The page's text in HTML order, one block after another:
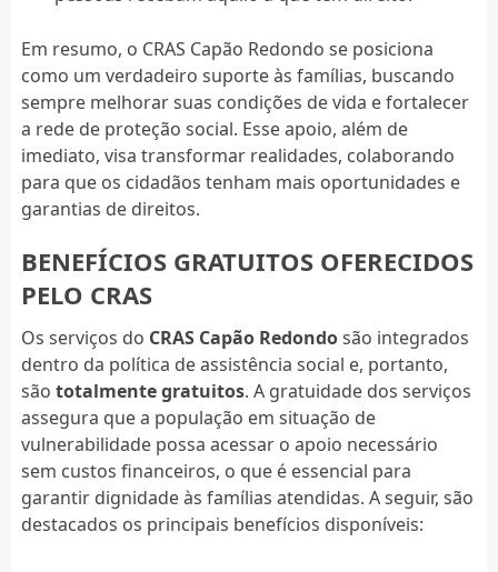
Em resumo, o CRAS Capão Redondo se posiciona
como um verdadeiro suporte às famílias, buscando
sempre melhorar suas condições de vida e fortalecer
a rede de proteção social. Esse apoio, além de
imediato, visa transformar realidades, colaborando
para que os cidadãos tenham mais oportunidades e
garantias de direitos.
BENEFÍCIOS GRATUITOS OFERECIDOS
PELO CRAS
Os serviços do CRAS Capão Redondosão integrados
dentro da política de assistência social e, portanto,
são totalmente gratuitos. A gratuidade dos serviços
assegura que a população em situação de
vulnerabilidade possa acessar o apoio necessário
sem custos financeiros, o que é essencial para
garantir dignidade às famílias atendidas. A seguir, são
destacados os principais benefícios disponíveis: